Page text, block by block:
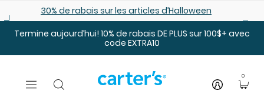
30% de rabais sur les articles d’Halloween
Termine aujourd’hui! 10% de rabais DE PLUS sur 100$+ avec
code EXTRA10
0